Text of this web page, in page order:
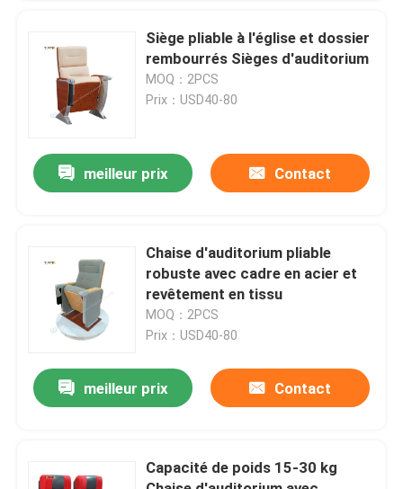
VR Show
Visite d'usine
Contrôle de la qualité
Contact
Demande de soumission
Capot de vapeur de laboratoire
Siège pliable à l'église et dossier
rembourrés Sièges d'auditorium
MOQ：2PCS
Prix：USD40-80
meilleur prix Contact
Chaise d'auditorium pliable
robuste avec cadre en acier et
revêtement en tissu
MOQ：2PCS
Prix：USD40-80
meilleur prix Contact
Capacité de poids 15-30 kg